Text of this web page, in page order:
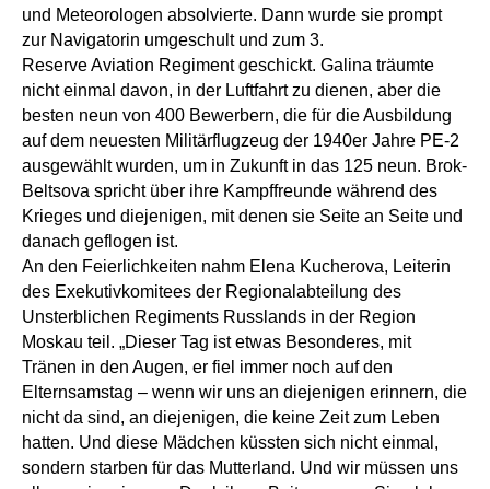
und Meteorologen absolvierte. Dann wurde sie prompt
zur Navigatorin umgeschult und zum 3.
Reserve Aviation Regiment geschickt. Galina träumte
nicht einmal davon, in der Luftfahrt zu dienen, aber die
besten neun von 400 Bewerbern, die für die Ausbildung
auf dem neuesten Militärflugzeug der 1940er Jahre PE-2
ausgewählt wurden, um in Zukunft in das 125 neun. Brok-
Beltsova spricht über ihre Kampffreunde während des
Krieges und diejenigen, mit denen sie Seite an Seite und
danach geflogen ist.
An den Feierlichkeiten nahm Elena Kucherova, Leiterin
des Exekutivkomitees der Regionalabteilung des
Unsterblichen Regiments Russlands in der Region
Moskau teil. „Dieser Tag ist etwas Besonderes, mit
Tränen in den Augen, er fiel immer noch auf den
Elternsamstag – wenn wir uns an diejenigen erinnern, die
nicht da sind, an diejenigen, die keine Zeit zum Leben
hatten. Und diese Mädchen küssten sich nicht einmal,
sondern starben für das Mutterland. Und wir müssen uns